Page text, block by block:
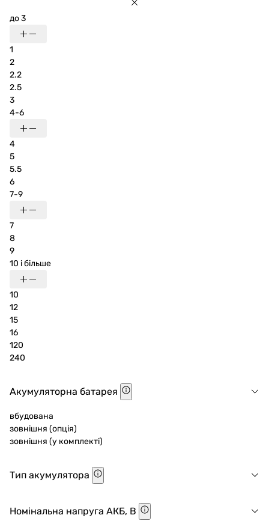
до 3
1
2
2.2
2.5
3
4-6
4
5
5.5
6
7-9
7
8
9
10 і більше
10
12
15
16
120
240
Акумуляторна батарея
вбудована
зовнішня (опція)
зовнішня (у комплекті)
Тип акумулятора
Номінальна напруга АКБ, В